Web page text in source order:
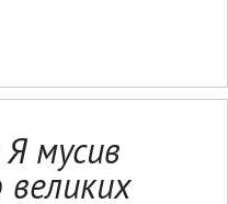
мусив